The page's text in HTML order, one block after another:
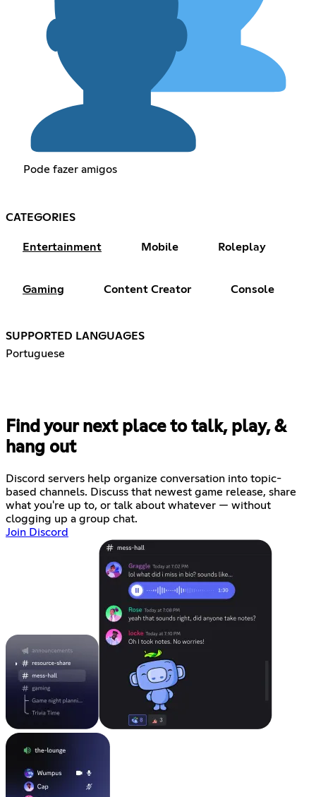
Pode fazer amigos
CATEGORIES
Entertainment Mobile Roleplay
Gaming Content Creator Console
SUPPORTED LANGUAGES
Portuguese
Find your next place to talk, play, &
hang out
Discord servers help organize conversation into topic-
based channels. Discuss that newest game release, share
what you're up to, or talk about whatever — without
clogging up a group chat.
Join Discord